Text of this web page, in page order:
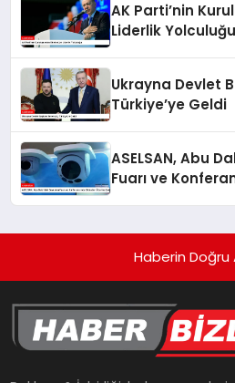
AK Parti’nin
Liderlik Yolculuğu
Ukrayna Devlet
Türkiye’ye Geldi
ASELSAN, Abu
Fuarı ve
Haberin Doğru